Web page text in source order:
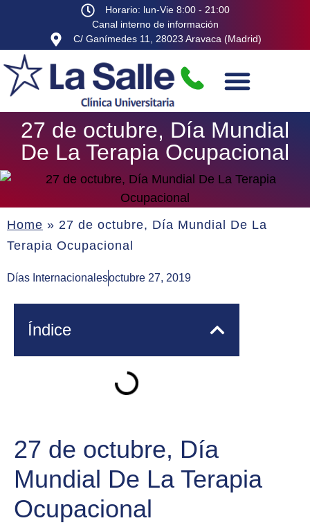
Horario: lun-Vie 8:00 - 21:00
Canal interno de información
C/ Ganímedes 11, 28023 Aravaca (Madrid)
27 de octubre, Día Mundial
De La Terapia Ocupacional
Home » 27 de octubre, Día Mundial De La
Terapia Ocupacional
Días Internacionalesoctubre 27, 2019
Índice
27 de octubre, Día
Mundial De La Terapia
Ocupacional